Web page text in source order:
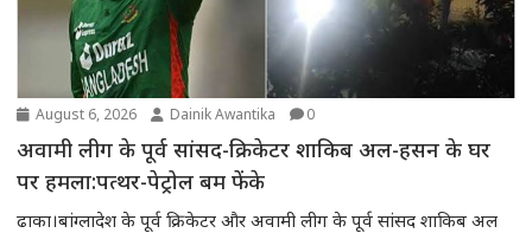
August 6, 2026 Dainik Awantika 0
अवामी लीग के पूर्व सांसद-क्रिकेटर शाकिब अल-हसन के घर
पर हमला:पत्थर-पेट्रोल बम फेंके
ढाका।बांग्लादेश के पूर्व क्रिकेटर और अवामी लीग के पूर्व सांसद शाकिब अल